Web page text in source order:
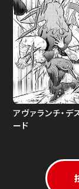
アヴァランチ・デ
ード